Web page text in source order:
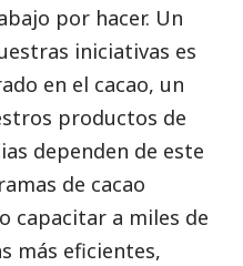
por hacer. Un
iniciativas es
en el cacao, un
productos de
dependen de este
de cacao
capacitar a miles de
más eficientes,